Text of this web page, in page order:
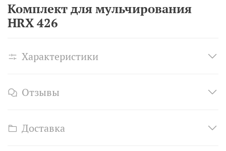
Комплект для мульчирования
HRX 426
Характеристики
Отзывы
Доставка